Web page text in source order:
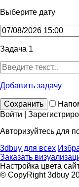
Выберите дату
Задача 1
Добавить задачу
Сохранить
Войти |
Авторизуйтесь для
3dbuy для всех
Заказать
Настройка цвета
© CopyRight 3dbuy